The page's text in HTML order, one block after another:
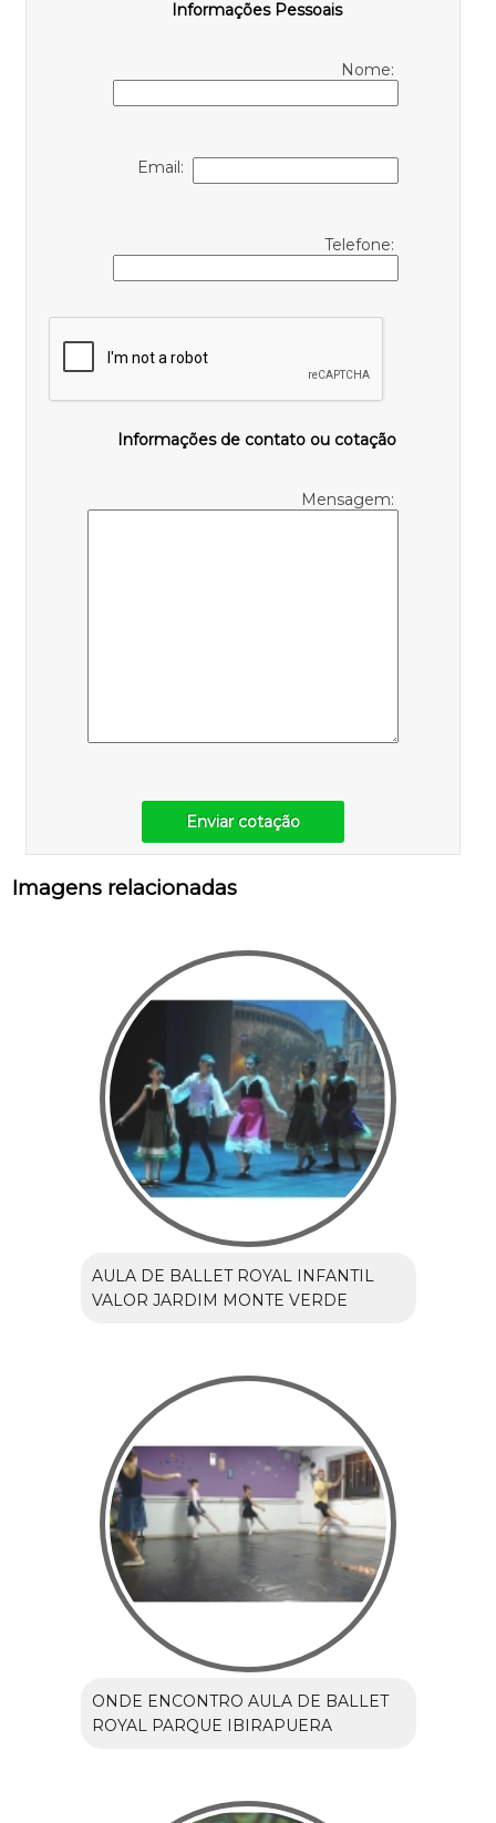
Informações Pessoais
Nome:
Email:
Telefone:
Informações de contato ou cotação
Mensagem:
Enviar cotação
Imagens relacionadas
AULA DE BALLET ROYAL INFANTIL
VALOR JARDIM MONTE VERDE
ONDE ENCONTRO AULA DE BALLET
ROYAL PARQUE IBIRAPUERA